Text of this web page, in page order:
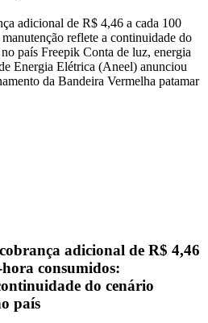
adicional de R$ 4,46 a cada 100
reflete a continuidade do
país Freepik Conta de luz, energia
Energia Elétrica (Aneel) anunciou
da Bandeira Vermelha patamar
adicional de R$ 4,46
consumidos:
do cenário
país